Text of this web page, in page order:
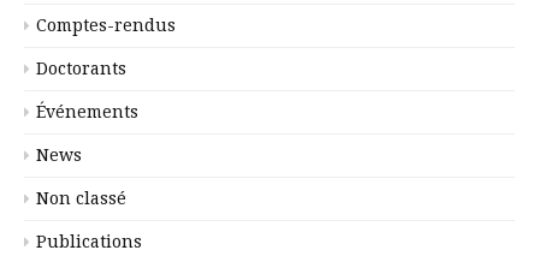
Comptes-rendus
Doctorants
Événements
News
Non classé
Publications